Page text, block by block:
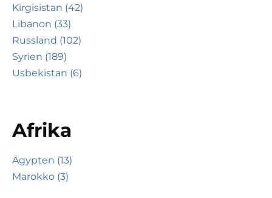
Kirgisistan (42)
Libanon (33)
Russland (102)
Syrien (189)
Usbekistan (6)
Afrika
Ägypten (13)
Marokko (3)